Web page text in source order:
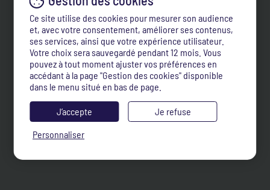
Ce site utilise des cookies pour mesurer son audience
et, avec votre consentement, améliorer ses contenus,
ses services, ainsi que votre expérience utilisateur.
Votre choix sera sauvegardé pendant 12 mois. Vous
pouvez à tout moment ajuster vos préférences en
accédant à la page "Gestion des cookies" disponible
dans le menu situé en bas de page.
J’accepte
Je refuse
Personnaliser